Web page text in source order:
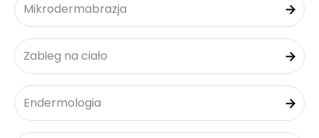
Mikrodermabrazja
Zabieg na ciało
Endermologia